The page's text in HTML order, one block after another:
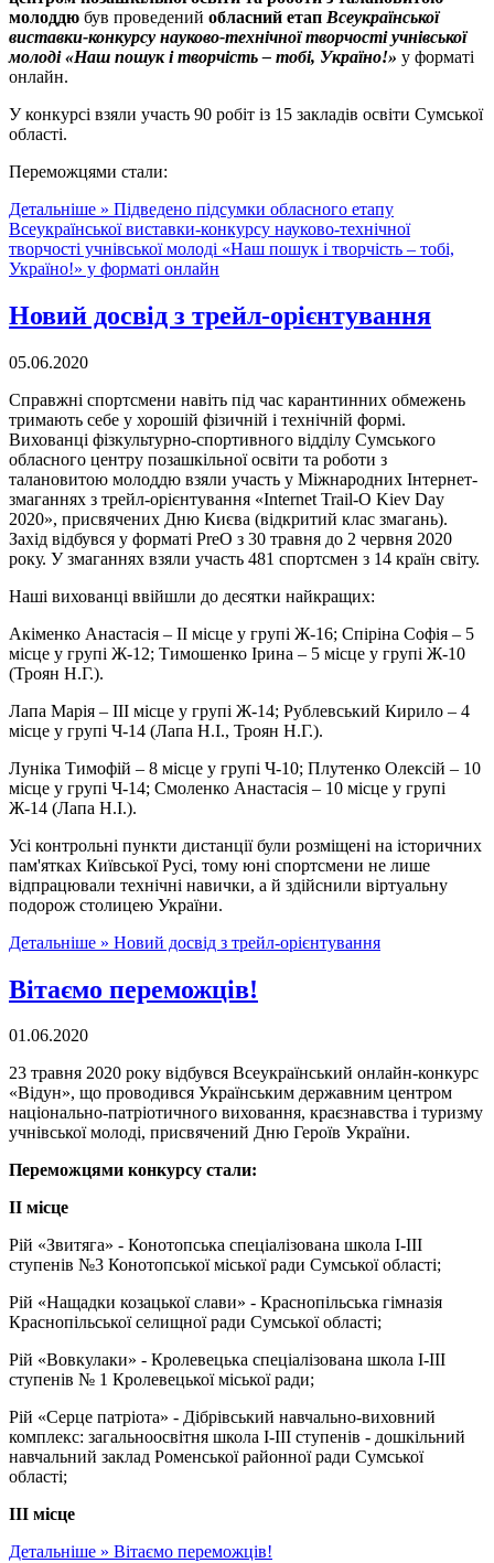
молоддю був проведений обласний етап Всеукраїнської
виставки-конкурсу науково-технічної творчості учнівської
молоді «Наш пошук і творчість – тобі, Україно!» у форматі
онлайн.
У конкурсі взяли участь 90 робіт із 15 закладів освіти Сумської
області.
Переможцями стали:
Детальніше » Підведено підсумки обласного етапу
Всеукраїнської виставки-конкурсу науково-технічної
творчості учнівської молоді «Наш пошук і творчість – тобі,
Україно!» у форматі онлайн
Новий досвід з трейл-орієнтування
05.06.2020
Справжні спортсмени навіть під час карантинних обмежень
тримають себе у хорошій фізичній і технічній формі.
Вихованці фізкультурно-спортивного відділу Сумського
обласного центру позашкільної освіти та роботи з
талановитою молоддю взяли участь у Міжнародних Інтернет-
змаганнях з трейл-орієнтування «Internet Trail-O Kiev Day
2020», присвячених Дню Києва (відкритий клас змагань).
Захід відбувся у форматі PreO з 30 травня до 2 червня 2020
року. У змаганнях взяли участь 481 спортсмен з 14 країн світу.
Наші вихованці ввійшли до десятки найкращих:
Акіменко Анастасія – ІІ місце у групі Ж-16; Спіріна Софія – 5
місце у групі Ж-12; Тимошенко Ірина – 5 місце у групі Ж-10
(Троян Н.Г.).
Лапа Марія – ІІІ місце у групі Ж-14; Рублевський Кирило – 4
місце у групі Ч-14 (Лапа Н.І., Троян Н.Г.).
Луніка Тимофій – 8 місце у групі Ч-10; Плутенко Олексій – 10
місце у групі Ч-14; Смоленко Анастасія – 10 місце у групі
Ж-14 (Лапа Н.І.).
Усі контрольні пункти дистанції були розміщені на історичних
пам'ятках Київської Русі, тому юні спортсмени не лише
відпрацювали технічні навички, а й здійснили віртуальну
подорож столицею України.
Детальніше » Новий досвід з трейл-орієнтування
Вітаємо переможців!
01.06.2020
23 травня 2020 року відбувся Всеукраїнський онлайн-конкурс
«Відун», що проводився Українським державним центром
національно-патріотичного виховання, краєзнавства і туризму
учнівської молоді, присвячений Дню Героїв України.
Переможцями конкурсу стали:
ІІ місце
Рій «Звитяга» - Конотопська спеціалізована школа І-ІІІ
ступенів №3 Конотопської міської ради Сумської області;
Рій «Нащадки козацької слави» - Краснопільська гімназія
Краснопільської селищної ради Сумської області;
Рій «Вовкулаки» - Кролевецька спеціалізована школа І-ІІІ
ступенів № 1 Кролевецької міської ради;
Рій «Серце патріота» - Дібрівський навчально-виховний
комплекс: загальноосвітня школа І-ІІІ ступенів - дошкільний
навчальний заклад Роменської районної ради Сумської
області;
ІІІ місце
Детальніше » Вітаємо переможців!